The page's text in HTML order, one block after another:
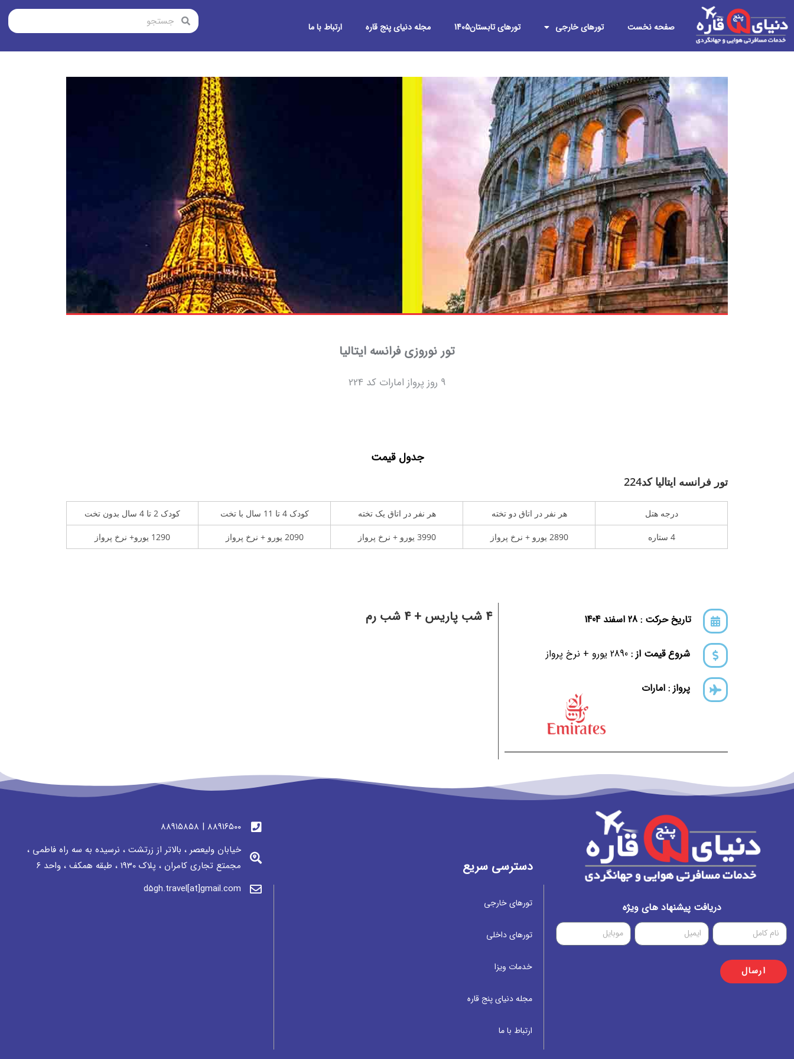
صفحه نخست تورهای خارجی تورهای تابستان1405 مجله دنیای پنج قاره ارتباط با ما
تور نوروزی فرانسه ایتالیا
9 روز پرواز امارات کد 224
جدول قیمت
تور فرانسه ایتالیا کد224
درجه هتل هر نفر در اتاق دو تخته هر نفر در اتاق یک تخته کودک 4 تا 11 سال با تخت کودک 2 تا 4 سال بدون تخت
4 ستاره 2890 یورو + نرخ پرواز 3990 یورو + نرخ پرواز 2090 یورو + نرخ پرواز 1290 یورو+ نرخ پرواز
تاریخ حرکت : 28 اسفند 1404
شروع قیمت از :2890 یورو + نرخ پرواز
پرواز : امارات
4 شب پاریس + 4 شب رم
دریافت پیشنهاد های ویژه
ارسال
دسترسی سریع
تورهای خارجی
تورهای داخلی
خدمات ویزا
مجله دنیای پنج قاره
ارتباط با ما
٨٨٩١٦٥٠٠ | ٨٨٩١٥٨٥٨
خیابان ولیعصر ، بالاتر از زرتشت ، نرسيده به سه راه فاطمی ،
مجمتع تجاری كامران ، پلاک 1930 ، طبقه همکف ، واحد ٦
d5gh.travel[at]gmail.com